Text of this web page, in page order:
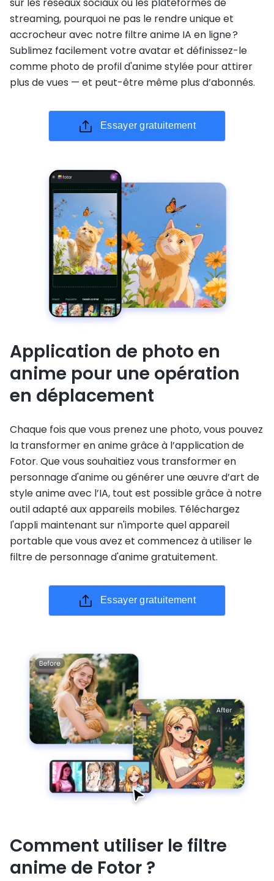
streaming, pourquoi ne pas le rendre unique et
accrocheur avec notre filtre anime IA en ligne ?
Sublimez facilement votre avatar et définissez-le
comme photo de profil d'anime stylée pour attirer
plus de vues — et peut-être même plus d’abonnés.
Essayer gratuitement
Application de photo en
anime pour une opération
en déplacement
Chaque fois que vous prenez une photo, vous pouvez
la transformer en anime grâce à l’application de
Fotor. Que vous souhaitiez vous transformer en
personnage d'anime ou générer une œuvre d’art de
style anime avec l’IA, tout est possible grâce à notre
outil adapté aux appareils mobiles. Téléchargez
l'appli maintenant sur n'importe quel appareil
portable que vous avez et commencez à utiliser le
filtre de personnage d'anime gratuitement.
Essayer gratuitement
Comment utiliser le filtre
anime de Fotor ?